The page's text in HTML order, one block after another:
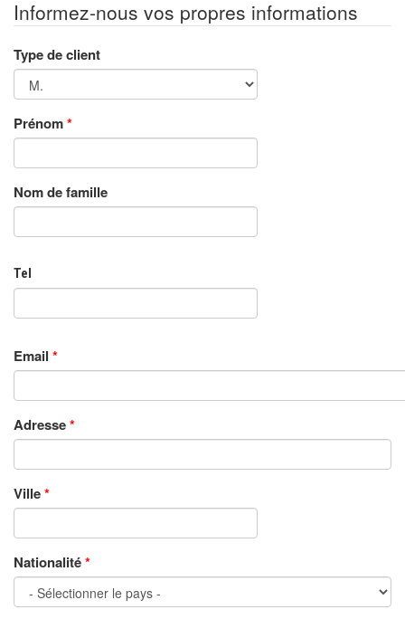
Informez-nous vos propres informations
Type de client
Prénom*
Nom de famille
Tel
Email *
Adresse*
Ville*
Nationalité*